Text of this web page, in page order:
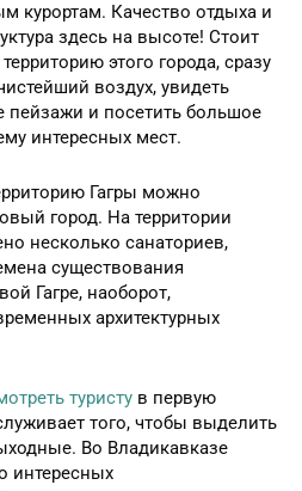
курортам. Качество отдыха и
здесь на высоте! Стоит
этого города, сразу
воздух, увидеть
пейзажи и посетить большое
интересных мест.
Гагры можно
город. На территории
несколько санаториев,
существования
Гагре, наоборот,
архитектурных
туристу в первую
того, чтобы выделить
Во Владикавказе
интересных